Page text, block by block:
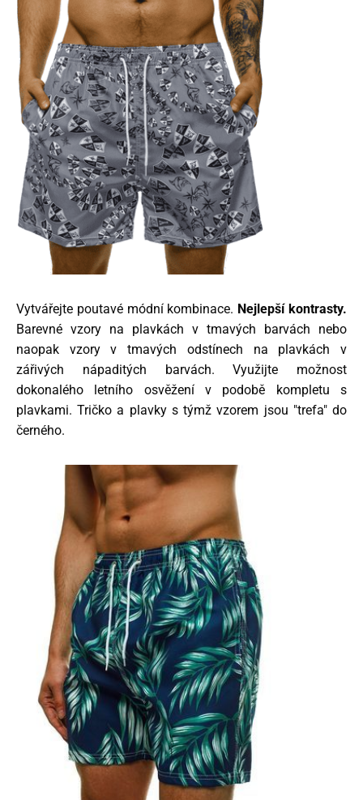
Vytvářejte poutavé módní kombinace. Nejlepší kontrasty.
Barevné vzory na plavkách v tmavých barvách nebo
naopak vzory v tmavých odstínech na plavkách v
zářivých nápaditých barvách. Využijte možnost
dokonalého letního osvěžení v podobě kompletu s
plavkami. Tričko a plavky s týmž vzorem jsou "trefa" do
černého.